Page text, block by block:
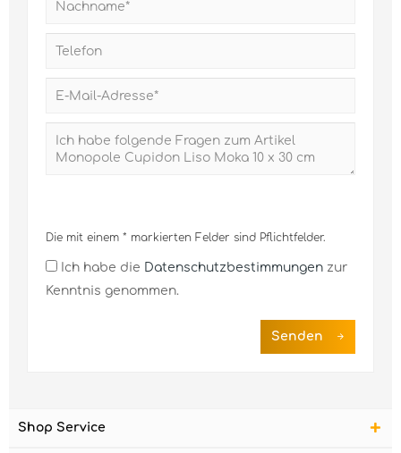
Die mit einem * markierten Felder sind Pflichtfelder.
Ich habe die Datenschutzbestimmungen zur
Kenntnis genommen.
Senden
Shop Service